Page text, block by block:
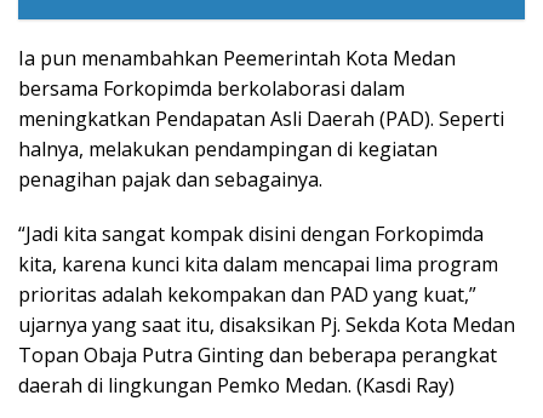
Ia pun menambahkan Peemerintah Kota Medan
bersama Forkopimda berkolaborasi dalam
meningkatkan Pendapatan Asli Daerah (PAD). Seperti
halnya, melakukan pendampingan di kegiatan
penagihan pajak dan sebagainya.
“Jadi kita sangat kompak disini dengan Forkopimda
kita, karena kunci kita dalam mencapai lima program
prioritas adalah kekompakan dan PAD yang kuat,”
ujarnya yang saat itu, disaksikan Pj. Sekda Kota Medan
Topan Obaja Putra Ginting dan beberapa perangkat
daerah di lingkungan Pemko Medan. (Kasdi Ray)